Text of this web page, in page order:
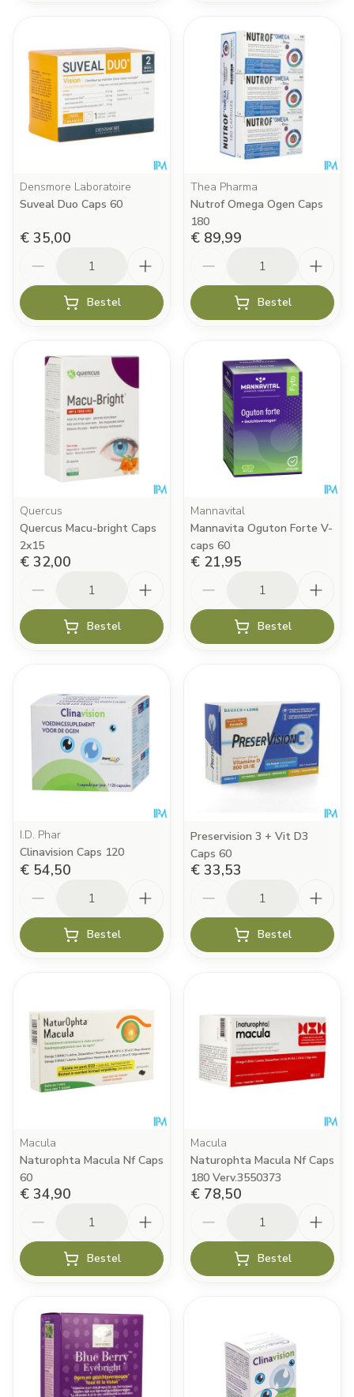
Densmore Laboratoire
Suveal Duo Caps 60
€ 35,00
Bestel
Thea Pharma
Nutrof Omega Ogen Caps
180
€ 89,99
Bestel
Quercus
Quercus Macu-bright Caps
2x15
€ 32,00
Bestel
Mannavital
Mannavita Oguton Forte V-
caps 60
€ 21,95
Bestel
I.D. Phar
Clinavision Caps 120
€ 54,50
Bestel
Preservision 3 + Vit D3
Caps 60
€ 33,53
Bestel
Macula
Naturophta Macula Nf Caps
60
€ 34,90
Bestel
Macula
Naturophta Macula Nf Caps
180 Verv.3550373
€ 78,50
Bestel